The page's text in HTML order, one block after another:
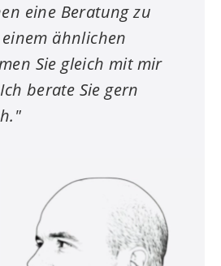
eine Beratung zu
ähnlichen
Sie gleich mit mir
berate Sie gern